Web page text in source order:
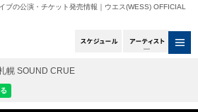
ブの公演・チケット発売情報｜ウエス(WESS) OFFICIAL
スケジュールアー
幌 SOUND CRUE